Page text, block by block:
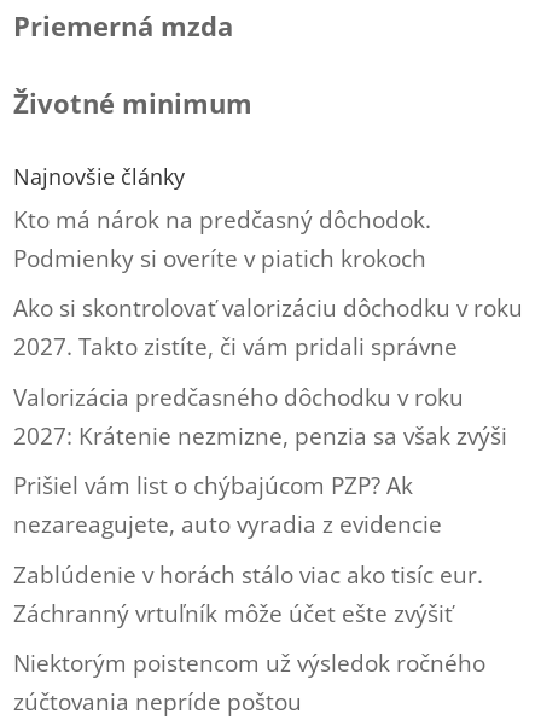
Priemerná mzda
Životné minimum
Najnovšie články
Kto má nárok na predčasný dôchodok.
Podmienky si overíte v piatich krokoch
Ako si skontrolovať valorizáciu dôchodku v roku
2027. Takto zistíte, či vám pridali správne
Valorizácia predčasného dôchodku v roku
2027: Krátenie nezmizne, penzia sa však zvýši
Prišiel vám list o chýbajúcom PZP? Ak
nezareagujete, auto vyradia z evidencie
Zablúdenie v horách stálo viac ako tisíc eur.
Záchranný vrtuľník môže účet ešte zvýšiť
Niektorým poistencom už výsledok ročného
zúčtovania nepríde poštou